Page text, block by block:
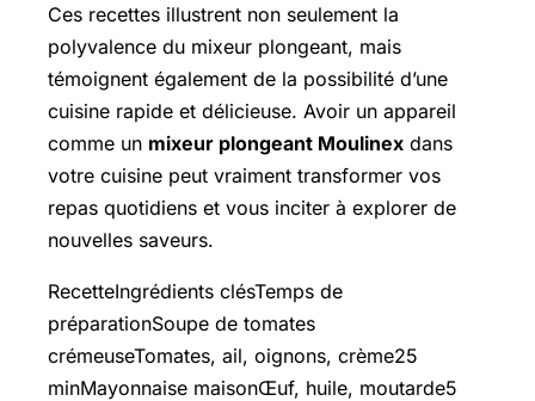
Ces recettes illustrent non seulement la
polyvalence du mixeur plongeant, mais
témoignent également de la possibilité d’une
cuisine rapide et délicieuse. Avoir un appareil
comme un mixeur plongeant Moulinex dans
votre cuisine peut vraiment transformer vos
repas quotidiens et vous inciter à explorer de
nouvelles saveurs.
RecetteIngrédients clésTemps de
préparationSoupe de tomates
crémeuseTomates, ail, oignons, crème25
minMayonnaise maisonŒuf, huile, moutarde5